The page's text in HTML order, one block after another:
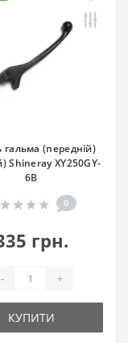
гальма (передній)
Shineray XY250GY-
6B
0
грн.
- +
КУПИТИ